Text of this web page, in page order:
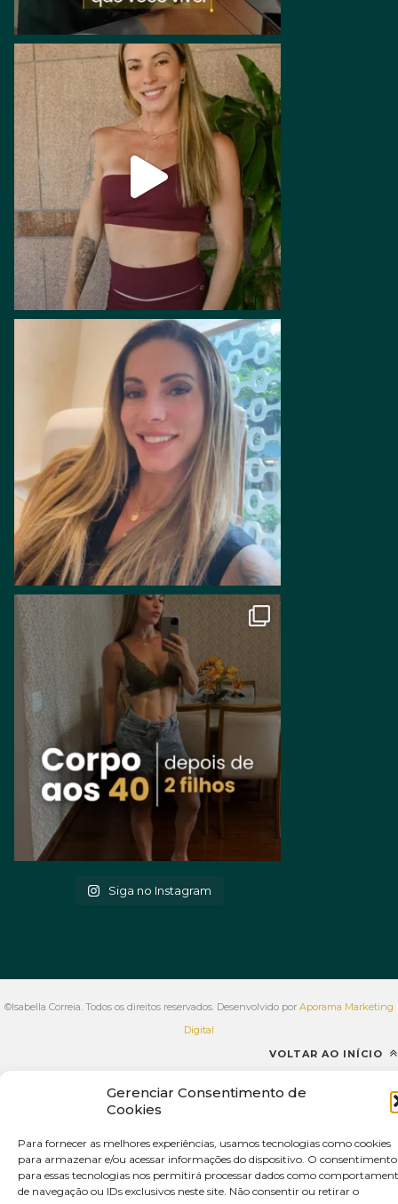
Gerenciar Consentimento de
Cookies
Para fornecer as melhores experiências, usamos tecnologias como cookies
para armazenar e/ou acessar informações do dispositivo. O consentimento
para essas tecnologias nos permitirá processar dados como
de navegação ou IDs exclusivos neste site. Não consentir ou retirar o
Siga no Instagram
©Isabella Correia. Todos os direitos reservados. Desenvolvido por Aporama Marketing
Digital
VOLTAR AO INÍCIO